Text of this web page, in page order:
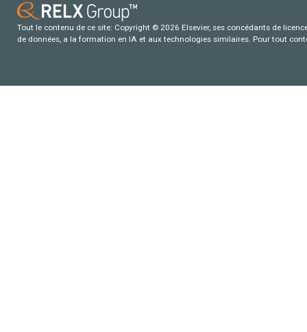
Tout le contenu de ce site: Copyright © 2026 Elsevier, ses concédants de
de données, a la formation en IA et aux technologies similaires. Pour tout